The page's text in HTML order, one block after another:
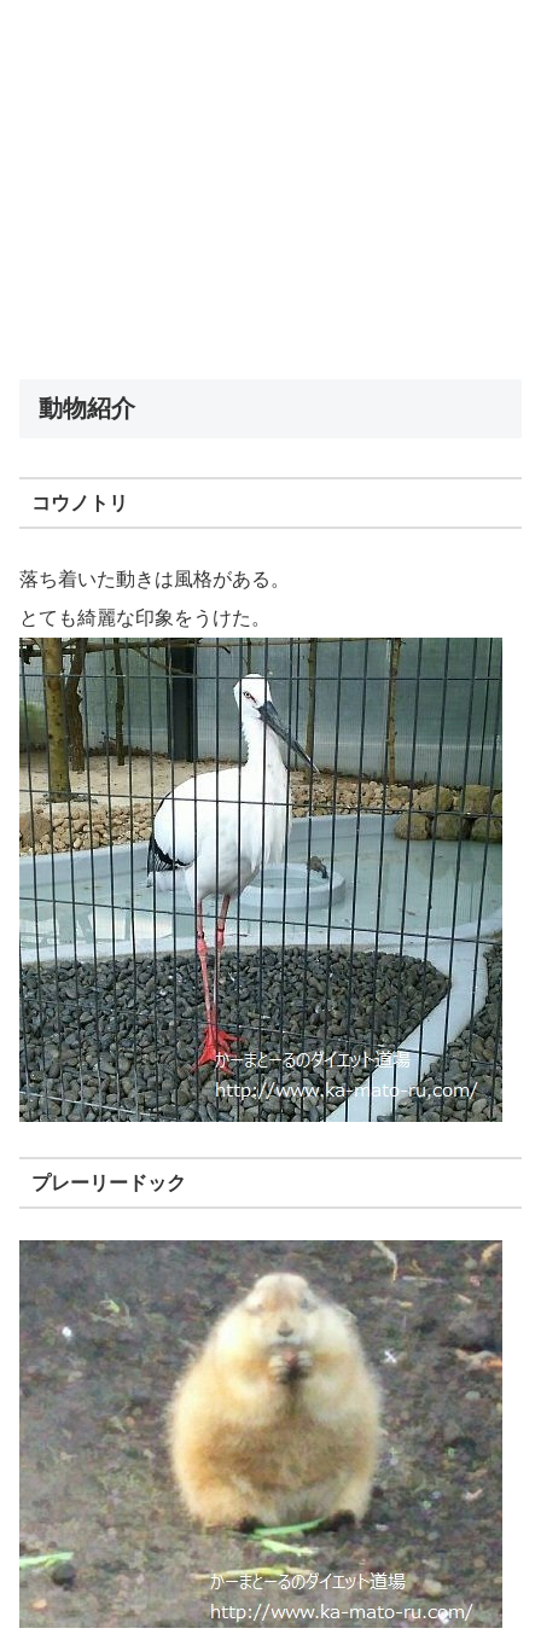
動物紹介
コウノトリ
落ち着いた動きは風格がある。
とても綺麗な印象をうけた。
プレーリードック